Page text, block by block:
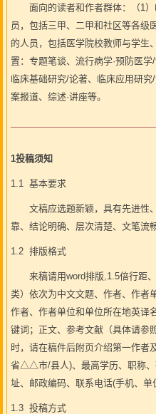
面向的读者和作者群体：（1）
员，包括三甲、二甲和社区等各级
的人员，包括医学院校教师与学生
置：专题笔谈、流行病学·预防医学
临床基础研究/论著、临床应用研
案报道、综述·讲座等。
1投稿须知
1.1 基本要求
文稿应选题新颖，具有先进性
靠、结论明确、层次清楚、文笔流
1.2 排版格式
来稿请用word排版,1.5倍行距、
类）依次为中文文题、作者、作者
作者、作者单位和单位所在地英译
键词；正文、参考文献（具体请参
时，请在稿件后附页介绍第一作
省△△市/县人)、最高学历、职称、
址、邮政编码、联系电话(手机、单
1.3 投稿方式